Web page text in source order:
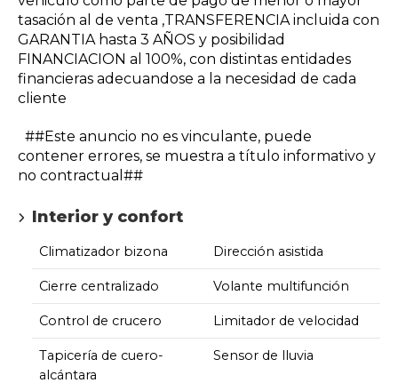
tasación al de venta ,TRANSFERENCIA incluida con
GARANTIA hasta 3 AÑOS y posibilidad
FINANCIACION al 100%, con distintas entidades
financieras adecuandose a la necesidad de cada
cliente
##Este anuncio no es vinculante, puede
contener errores, se muestra a título informativo y
no contractual##
Interior y confort
Climatizador bizona Dirección asistida
Cierre centralizado Volante multifunción
Control de crucero Limitador de velocidad
Tapicería de cuero-
alcántara
Sensor de lluvia